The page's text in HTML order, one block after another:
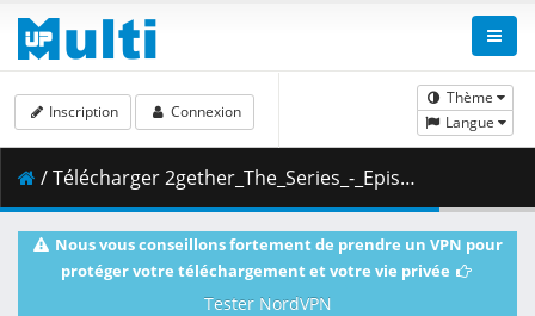
Thème
Langue
Inscription Connexion
/ Télécharger 2gether_The_Series_-_Episode_11_-_VOSTFR.mp4 ( 934.89 MB )
Nous vous conseillons fortement de prendre un VPN pour
protéger votre téléchargement et votre vie privée
Tester NordVPN